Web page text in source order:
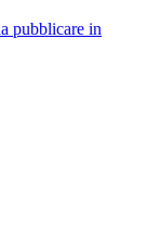
pubblicare in